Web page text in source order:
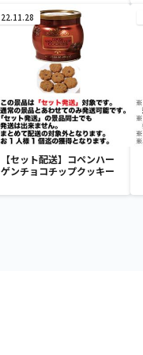
22.11.28
【セット配送】コペンハー
ゲンチョコチップクッキー